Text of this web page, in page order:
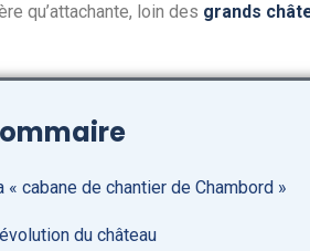
qu’attachante, loin des grands
« cabane de chantier de Chambord »
du château